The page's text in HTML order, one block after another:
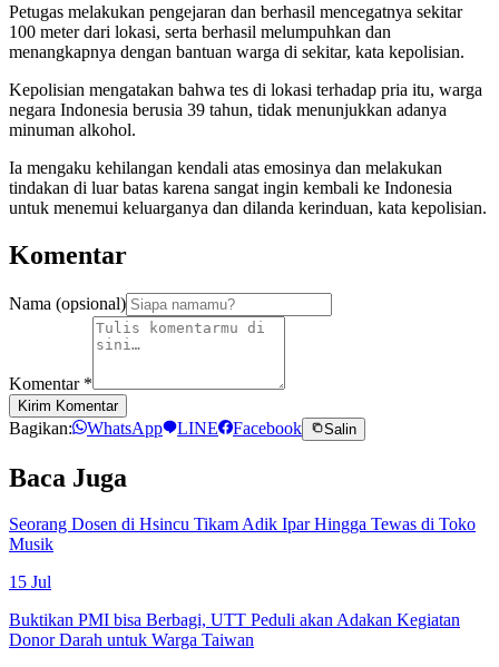
Petugas melakukan pengejaran dan berhasil mencegatnya sekitar
100 meter dari lokasi, serta berhasil melumpuhkan dan
menangkapnya dengan bantuan warga di sekitar, kata kepolisian.
Kepolisian mengatakan bahwa tes di lokasi terhadap pria itu, warga
negara Indonesia berusia 39 tahun, tidak menunjukkan adanya
minuman alkohol.
Ia mengaku kehilangan kendali atas emosinya dan melakukan
tindakan di luar batas karena sangat ingin kembali ke Indonesia
untuk menemui keluarganya dan dilanda kerinduan, kata kepolisian.
Komentar
Nama (opsional)
Komentar *
Kirim Komentar
Bagikan: WhatsApp LINE Facebook Salin
Baca Juga
Seorang Dosen di Hsincu Tikam Adik Ipar Hingga Tewas di Toko
Musik
15 Jul
Buktikan PMI bisa Berbagi, UTT Peduli akan Adakan Kegiatan
Donor Darah untuk Warga Taiwan